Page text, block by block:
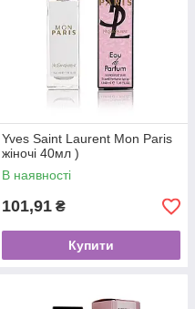
Yves Saint Laurent Mon Paris
жіночі 40мл )
В наявності
101,91 ₴
Купити